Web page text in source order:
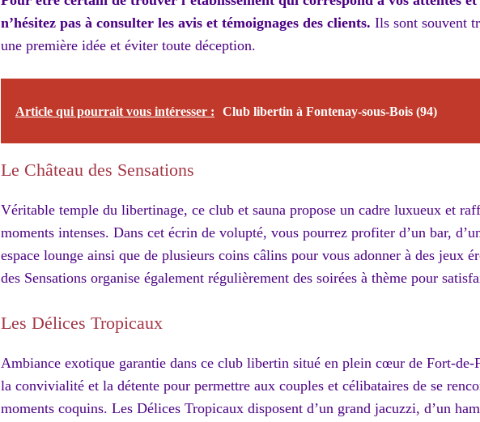
n’hésitez pas à consulter les avis et témoignages des clients. Ils sont souvent
une première idée et éviter toute déception.
Article qui pourrait vous intéresser : Club libertin à Fontenay-sous-Bois (94)
Le Château des Sensations
Véritable temple du libertinage, ce club et sauna propose un cadre luxueux et
moments intenses. Dans cet écrin de volupté, vous pourrez profiter d’un bar,
espace lounge ainsi que de plusieurs coins câlins pour vous adonner à des jeux
des Sensations organise également régulièrement des soirées à thème pour
Les Délices Tropicaux
Ambiance exotique garantie dans ce club libertin situé en plein cœur de Fort-de-
la convivialité et la détente pour permettre aux couples et célibataires de se
moments coquins. Les Délices Tropicaux disposent d’un grand jacuzzi, d’un